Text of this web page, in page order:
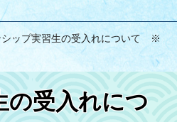
シップ実習生の受入れについて ※
の受入れにつ